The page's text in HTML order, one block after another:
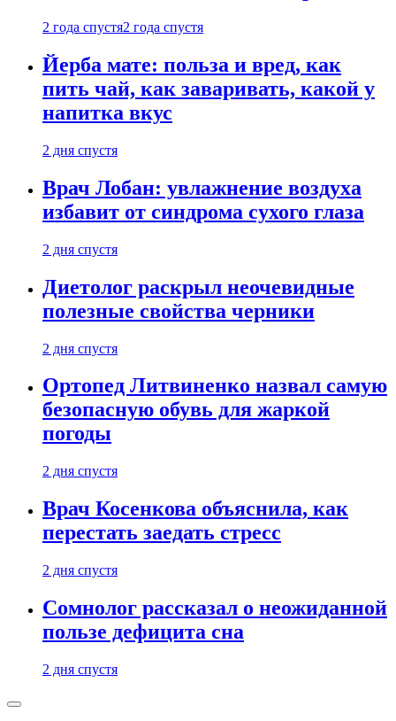
2 года спустя2 года спустя
Йерба мате: польза и вред, как
пить чай, как заваривать, какой у
напитка вкус
2 дня спустя
Врач Лобан: увлажнение воздуха
избавит от синдрома сухого глаза
2 дня спустя
Диетолог раскрыл неочевидные
полезные свойства черники
2 дня спустя
Ортопед Литвиненко назвал самую
безопасную обувь для жаркой
погоды
2 дня спустя
Врач Косенкова объяснила, как
перестать заедать стресс
2 дня спустя
Сомнолог рассказал о неожиданной
пользе дефицита сна
2 дня спустя